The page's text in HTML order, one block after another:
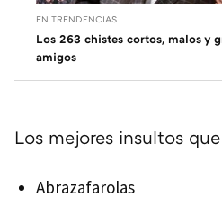
EN TRENDENCIAS
Los 263 chistes cortos, malos y
amigos
Los mejores insultos
Abrazafarolas